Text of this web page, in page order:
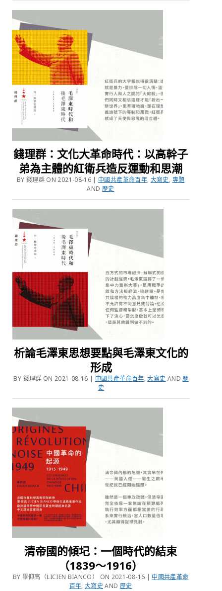
錢理群：文化大革命時代：以高幹子
弟為主體的紅衛兵造反運動和思潮
BY 錢理群 ON 2021-08-16 | 中國共產革命百年, 大寫史, 專題
AND 歷史
析論毛澤東思想要點與毛澤東文化的
形成
BY 錢理群 ON 2021-08-16 | 中國共產革命百年,大寫史 AND歷
史
清帝國的傾圮：一個時代的結束
（1839～1916）
BY 畢仰高（LICIEN BIANCO） ON 2021-08-16 | 中國共產革命
百年, 大寫史AND 歷史